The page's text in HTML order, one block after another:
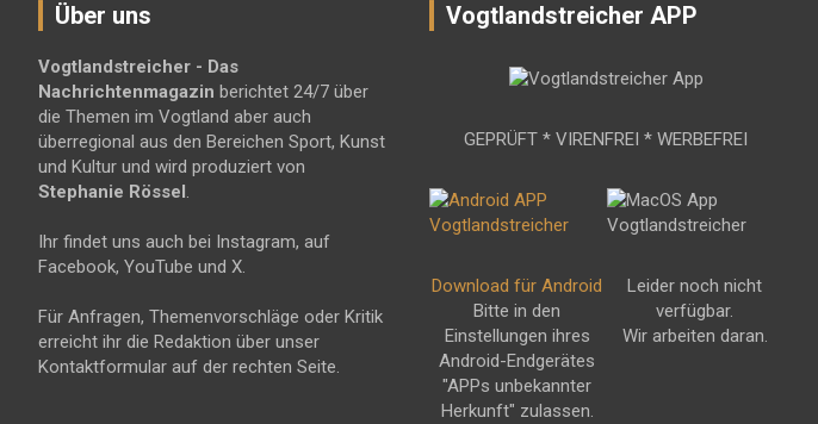
Über uns
Vogtlandstreicher - Das
Nachrichtenmagazin berichtet 24/7 über
die Themen im Vogtland aber auch
überregional aus den Bereichen Sport, Kunst
und Kultur und wird produziert von
Stephanie Rössel.
Ihr findet uns auch bei Instagram, auf
Facebook, YouTube und X.
Für Anfragen, Themenvorschläge oder Kritik
erreicht ihr die Redaktion über unser
Kontaktformular auf der rechten Seite.
Vogtlandstreicher APP
GEPRÜFT * VIRENFREI * WERBEFREI
Download für Android
Bitte in den
Einstellungen ihres
Android-Endgerätes
"APPs unbekannter
Herkunft" zulassen.
Leider noch nicht
verfügbar.
Wir arbeiten daran.